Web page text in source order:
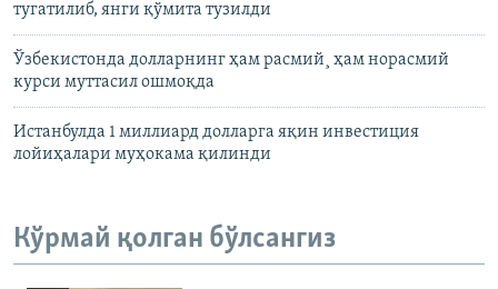
тугатилиб, янги қўмита тузилди
Ўзбекистонда долларнинг ҳам расмий¸ ҳам норасмий
курси муттасил ошмоқда
Истанбулда 1 миллиард долларга яқин инвестиция
лойиҳалари муҳокама қилинди
Кўрмай қолган бўлсангиз